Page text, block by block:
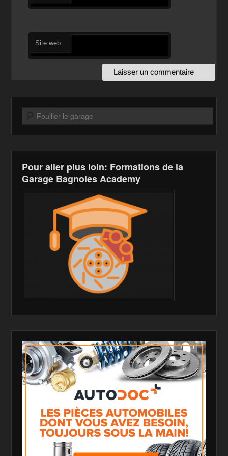
Site web
Recherche
Pour aller plus loin: Formations de la
Garage Bagnoles Academy